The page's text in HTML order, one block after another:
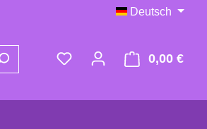
Deutsch
0,00 €